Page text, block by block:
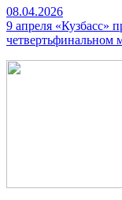
08.04.2026
9 апреля «Кузбасс»
четвертьфинальном